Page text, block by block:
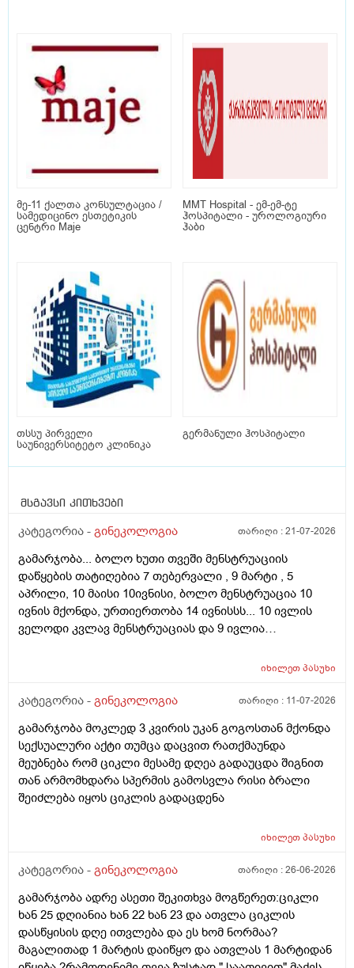
მე-11 ქალთა კონსულტაცია /
სამედიცინო ესთეტიკის
ცენტრი Maje
MMT Hospital - ემ-ემ-ტე
ჰოსპიტალი - უროლოგიური
ჰაბი
თსსუ პირველი
საუნივერსიტეტო კლინიკა
გერმანული ჰოსპიტალი
მსგავსი კითხვები
კატეგორია - გინეკოლოგია თარიღი :21-07-2026
გამარჯობა... ბოლო ხუთი თვეში მენსტრუაციის
დაწყების თატიღებია 7 თებერვალი , 9 მარტი , 5
აპრილი, 10 მაისი 10ივნისი, ბოლო მენსტრუაცია 10
ივნის მქონდა, ურთიერთობა 14 ივნისსს... 10 ივლის
ველოდი კვლავ მენსტრუაციას და 9 ივლია
მენსტრუაცია 10 დღეა გადამიცდს,,, ორსულობას არ
თვე გავიდა... 9 ივლის რო დავორსულებოდი როგორ
ტკივილის ხან არა, შარდვის შემდეგ ტკივილი და
შებერილობის შეგრძმება...ჩემით ორციპოლი და
ნოშპაც დავლიეე.... რა უნდა ვქნა
იხილეთპასუხი
კატეგორია - გინეკოლოგია თარიღი : 11-07-2026
გამარჯობა მოკლედ 3 კვირის უკან გოგოსთან მქონდა
სექსუალური აქტი თუმცა დაცვით რათქმაუნდა
მეუბნება რომ ციკლი მესამე დღეა გადაუცდა შიგნით
თან არმომხდარა სპერმის გამოსვლა რისი ბრალი
შეიძლება იყოს ციკლის გადაცდენა
იხილეთპასუხი
კატეგორია - გინეკოლოგია თარიღი :26-06-2026
გამარჯობა ადრე ასეთი შეკითხვა მოგწერეთ:ციკლი
ხან 25 დღიანია ხან 22 ხან 23 და ათვლა ციკლის
დასწყისის დღე ითვლება და ეს ხომ ნორმაა?
მაგალითად 1 მარტის დაიწყო და ათვლას 1 მარტიდან